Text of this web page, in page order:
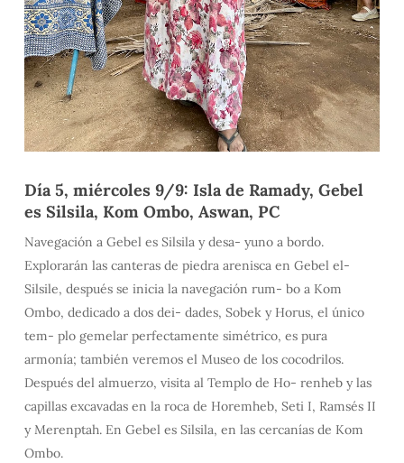
Día 5, miércoles 9/9: Isla de Ramady, Gebel
es Silsila, Kom Ombo, Aswan, PC
Navegación a Gebel es Silsila y desa- yuno a bordo.
Explorarán las canteras de piedra arenisca en Gebel el-
Silsile, después se inicia la navegación rum- bo a Kom
Ombo, dedicado a dos dei- dades, Sobek y Horus, el único
tem- plo gemelar perfectamente simétrico, es pura
armonía; también veremos el Museo de los cocodrilos.
Después del almuerzo, visita al Templo de Ho- renheb y las
capillas excavadas en la roca de Horemheb, Seti I, Ramsés II
y Merenptah. En Gebel es Silsila, en las cercanías de Kom
Ombo.